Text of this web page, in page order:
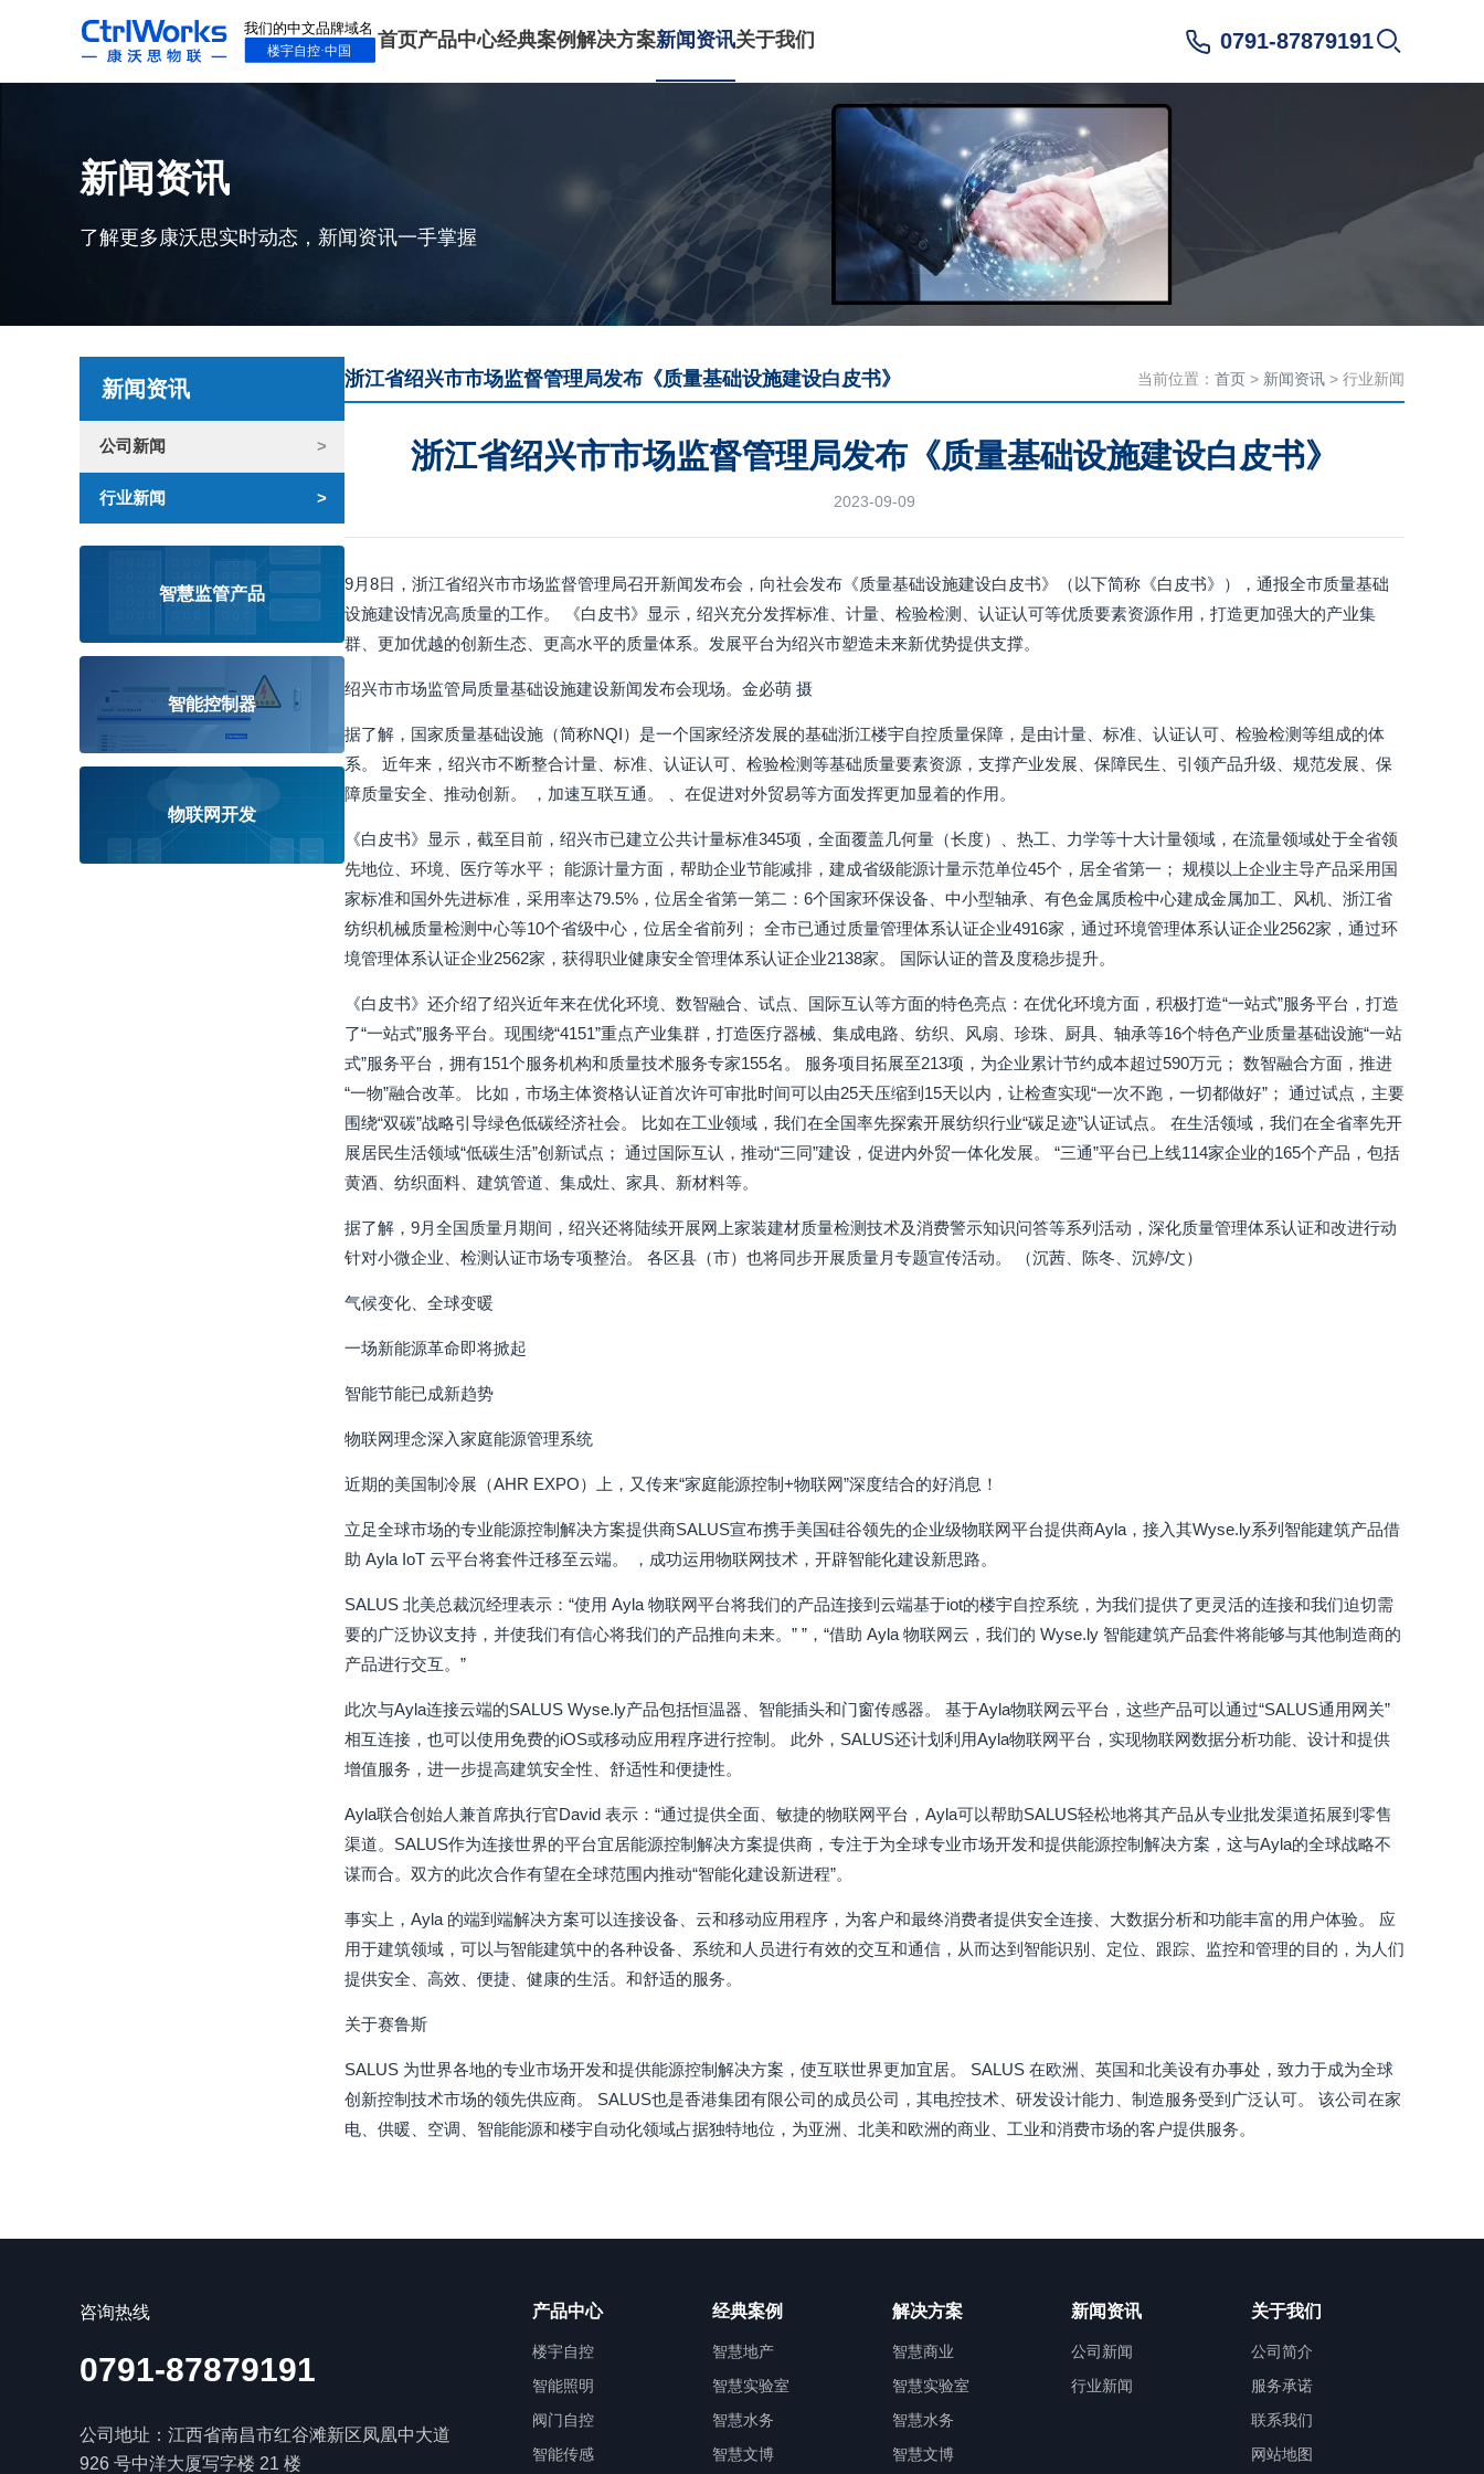
首页产品中心经典案例解决方案新闻资讯关于我们 0791-87879191
新闻资讯
了解更多康沃思实时动态，新闻资讯一手掌握
新闻资讯
公司新闻
行业新闻
智慧监管产品
智能控制器
物联网开发
浙江省绍兴市市场监督管理局发布《质量基础设施建设白皮书》 当前位置： 首页 > 新闻资讯 > 行业新闻
浙江省绍兴市市场监督管理局发布《质量基础设施建设白皮书》
2023-09-09
9月8日，浙江省绍兴市市场监督管理局召开新闻发布会，向社会发布《质量基础设施建设白皮书》（以下简称《白皮书》），通报全市质量基础
设施建设情况高质量的工作。 《白皮书》显示，绍兴充分发挥标准、计量、检验检测、认证认可等优质要素资源作用，打造更加强大的产业集
群、更加优越的创新生态、更高水平的质量体系。发展平台为绍兴市塑造未来新优势提供支撑。
绍兴市市场监管局质量基础设施建设新闻发布会现场。金必萌 摄
据了解，国家质量基础设施（简称NQI）是一个国家经济发展的基础浙江楼宇自控质量保障，是由计量、标准、认证认可、检验检测等组成的体
系。 近年来，绍兴市不断整合计量、标准、认证认可、检验检测等基础质量要素资源，支撑产业发展、保障民生、引领产品升级、规范发展、保
障质量安全、推动创新。 ，加速互联互通。 、在促进对外贸易等方面发挥更加显着的作用。
《白皮书》显示，截至目前，绍兴市已建立公共计量标准345项，全面覆盖几何量（长度）、热工、力学等十大计量领域，在流量领域处于全省领
先地位、环境、医疗等水平； 能源计量方面，帮助企业节能减排，建成省级能源计量示范单位45个，居全省第一； 规模以上企业主导产品采用国
家标准和国外先进标准，采用率达79.5%，位居全省第一第二：6个国家环保设备、中小型轴承、有色金属质检中心建成金属加工、风机、浙江省
纺织机械质量检测中心等10个省级中心，位居全省前列； 全市已通过质量管理体系认证企业4916家，通过环境管理体系认证企业2562家，通过环
境管理体系认证企业2562家，获得职业健康安全管理体系认证企业2138家。 国际认证的普及度稳步提升。
《白皮书》还介绍了绍兴近年来在优化环境、数智融合、试点、国际互认等方面的特色亮点：在优化环境方面，积极打造“一站式”服务平台，打造
了“一站式”服务平台。现围绕“4151”重点产业集群，打造医疗器械、集成电路、纺织、风扇、珍珠、厨具、轴承等16个特色产业质量基础设施“一站
式”服务平台，拥有151个服务机构和质量技术服务专家155名。 服务项目拓展至213项，为企业累计节约成本超过590万元； 数智融合方面，推进
“一物”融合改革。 比如，市场主体资格认证首次许可审批时间可以由25天压缩到15天以内，让检查实现“一次不跑，一切都做好”； 通过试点，主要
围绕“双碳”战略引导绿色低碳经济社会。 比如在工业领域，我们在全国率先探索开展纺织行业“碳足迹”认证试点。 在生活领域，我们在全省率先开
展居民生活领域“低碳生活”创新试点； 通过国际互认，推动“三同”建设，促进内外贸一体化发展。 “三通”平台已上线114家企业的165个产品，包括
黄酒、纺织面料、建筑管道、集成灶、家具、新材料等。
据了解，9月全国质量月期间，绍兴还将陆续开展网上家装建材质量检测技术及消费警示知识问答等系列活动，深化质量管理体系认证和改进行动
针对小微企业、检测认证市场专项整治。 各区县（市）也将同步开展质量月专题宣传活动。 （沉茜、陈冬、沉婷/文）
气候变化、全球变暖
一场新能源革命即将掀起
智能节能已成新趋势
物联网理念深入家庭能源管理系统
近期的美国制冷展（AHR EXPO）上，又传来“家庭能源控制+物联网”深度结合的好消息！
立足全球市场的专业能源控制解决方案提供商SALUS宣布携手美国硅谷领先的企业级物联网平台提供商Ayla，接入其Wyse.ly系列智能建筑产品借
助 Ayla IoT 云平台将套件迁移至云端。 ，成功运用物联网技术，开辟智能化建设新思路。
SALUS 北美总裁沉经理表示：“使用 Ayla 物联网平台将我们的产品连接到云端基于iot的楼宇自控系统，为我们提供了更灵活的连接和我们迫切需
要的广泛协议支持，并使我们有信心将我们的产品推向未来。” ”，“借助 Ayla 物联网云，我们的 Wyse.ly 智能建筑产品套件将能够与其他制造商的
产品进行交互。”
此次与Ayla连接云端的SALUS Wyse.ly产品包括恒温器、智能插头和门窗传感器。 基于Ayla物联网云平台，这些产品可以通过“SALUS通用网关”
相互连接，也可以使用免费的iOS或移动应用程序进行控制。 此外，SALUS还计划利用Ayla物联网平台，实现物联网数据分析功能、设计和提供
增值服务，进一步提高建筑安全性、舒适性和便捷性。
Ayla联合创始人兼首席执行官David 表示：“通过提供全面、敏捷的物联网平台，Ayla可以帮助SALUS轻松地将其产品从专业批发渠道拓展到零售
渠道。SALUS作为连接世界的平台宜居能源控制解决方案提供商，专注于为全球专业市场开发和提供能源控制解决方案，这与Ayla的全球战略不
谋而合。双方的此次合作有望在全球范围内推动“智能化建设新进程”。
事实上，Ayla 的端到端解决方案可以连接设备、云和移动应用程序，为客户和最终消费者提供安全连接、大数据分析和功能丰富的用户体验。 应
用于建筑领域，可以与智能建筑中的各种设备、系统和人员进行有效的交互和通信，从而达到智能识别、定位、跟踪、监控和管理的目的，为人们
提供安全、高效、便捷、健康的生活。和舒适的服务。
关于赛鲁斯
SALUS 为世界各地的专业市场开发和提供能源控制解决方案，使互联世界更加宜居。 SALUS 在欧洲、英国和北美设有办事处，致力于成为全球
创新控制技术市场的领先供应商。 SALUS也是香港集团有限公司的成员公司，其电控技术、研发设计能力、制造服务受到广泛认可。 该公司在家
电、供暖、空调、智能能源和楼宇自动化领域占据独特地位，为亚洲、北美和欧洲的商业、工业和消费市场的客户提供服务。
咨询热线
0791-87879191
公司地址：江西省南昌市红谷滩新区凤凰中大道
926 号中洋大厦写字楼 21 楼
产品中心
楼宇自控
智能照明
阀门自控
智能传感
经典案例
智慧地产
智慧实验室
智慧水务
智慧文博
解决方案
智慧商业
智慧实验室
智慧水务
智慧文博
新闻资讯
公司新闻
行业新闻
关于我们
公司简介
服务承诺
联系我们
网站地图